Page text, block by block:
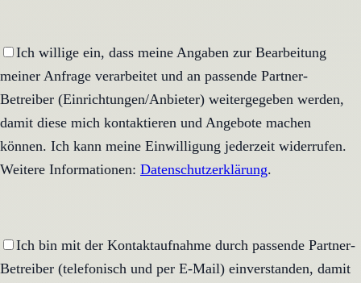
Ich willige ein, dass meine Angaben zur Bearbeitung
meiner Anfrage verarbeitet und an passende Partner-
Betreiber (Einrichtungen/Anbieter) weitergegeben werden,
damit diese mich kontaktieren und Angebote machen
können. Ich kann meine Einwilligung jederzeit widerrufen.
Weitere Informationen: Datenschutzerklärung.
Ich bin mit der Kontaktaufnahme durch passende Partner-
Betreiber (telefonisch und per E-Mail) einverstanden, damit